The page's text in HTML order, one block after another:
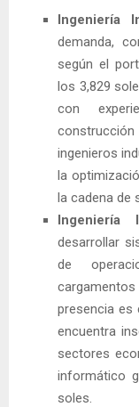
Ingeniería
demanda,
según el
los 3,829
con
ingenieros
la
la cadena de
Ingeniería
desarrollar
de
presencia es
encuentra
sectores
informático
soles.